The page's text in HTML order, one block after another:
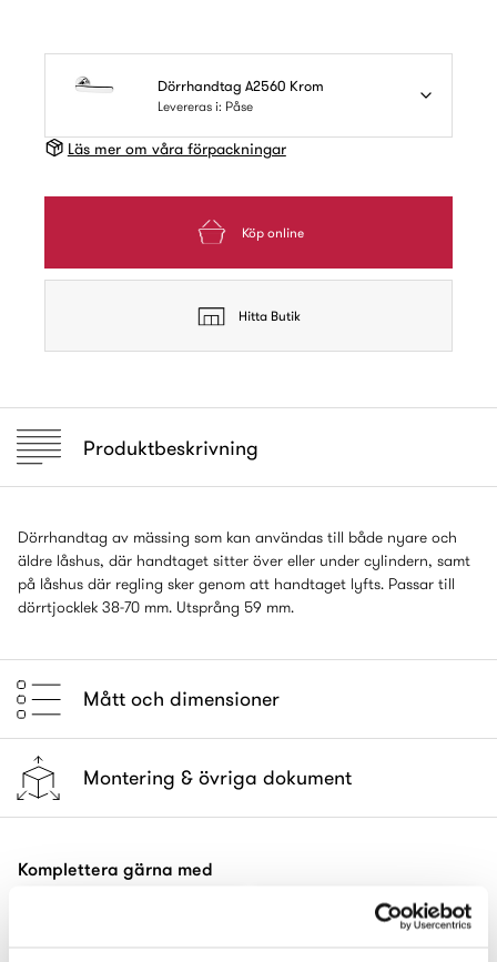
Dörrhandtag A2560 Krom
Levereras i: Påse
Läs mer om våra förpackningar
Köp online
Hitta Butik
Produktbeskrivning
Dörrhandtag av mässing som kan användas till både nyare och
äldre låshus, där handtaget sitter över eller under cylindern, samt
på låshus där regling sker genom att handtaget lyfts. Passar till
dörrtjocklek 38-70 mm. Utsprång 59 mm.
Mått och dimensioner
Montering & övriga dokument
Komplettera gärna med